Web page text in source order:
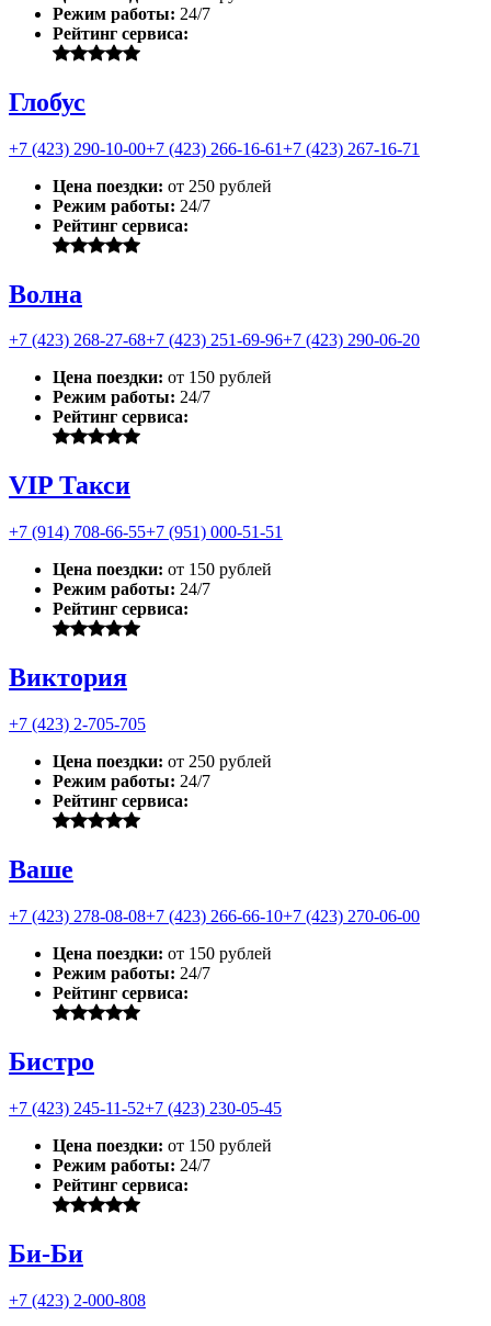
Режим работы: 24/7
Рейтинг сервиса:
Глобус
+7 (423) 290-10-00+7 (423) 266-16-61+7 (423) 267-16-71
Цена поездки: от 250 рублей
Режим работы: 24/7
Рейтинг сервиса:
Волна
+7 (423) 268-27-68+7 (423) 251-69-96+7 (423) 290-06-20
Цена поездки: от 150 рублей
Режим работы: 24/7
Рейтинг сервиса:
VIP Такси
+7 (914) 708-66-55+7 (951) 000-51-51
Цена поездки: от 150 рублей
Режим работы: 24/7
Рейтинг сервиса:
Виктория
+7 (423) 2-705-705
Цена поездки: от 250 рублей
Режим работы: 24/7
Рейтинг сервиса:
Ваше
+7 (423) 278-08-08+7 (423) 266-66-10+7 (423) 270-06-00
Цена поездки: от 150 рублей
Режим работы: 24/7
Рейтинг сервиса:
Бистро
+7 (423) 245-11-52+7 (423) 230-05-45
Цена поездки: от 150 рублей
Режим работы: 24/7
Рейтинг сервиса:
Би-Би
+7 (423) 2-000-808